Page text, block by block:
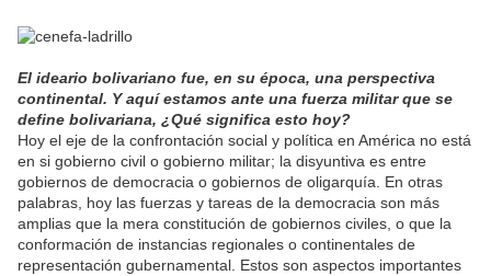
El ideario bolivariano fue, en su época, una perspectiva
continental. Y aquí estamos ante una fuerza militar que se
define bolivariana, ¿Qué significa esto hoy?
Hoy el eje de la confrontación social y política en América no está
en si gobierno civil o gobierno militar; la disyuntiva es entre
gobiernos de democracia o gobiernos de oligarquía. En otras
palabras, hoy las fuerzas y tareas de la democracia son más
amplias que la mera constitución de gobiernos civiles, o que la
conformación de instancias regionales o continentales de
representación gubernamental. Estos son aspectos importantes